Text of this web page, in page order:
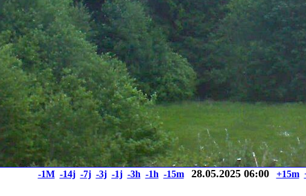
-1M -14j -7j -3j -1j -3h -1h -15m 28.05.2025 06:00 +15m